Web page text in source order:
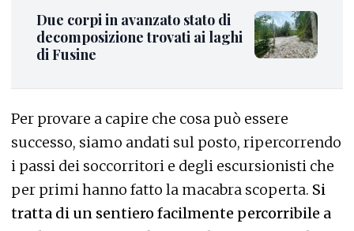
Due corpi in avanzato stato di
decomposizione trovati ai laghi
di Fusine
Per provare a capire che cosa può essere
successo, siamo andati sul posto, ripercorrendo
i passi dei soccorritori e degli escursionisti che
per primi hanno fatto la macabra scoperta. Si
tratta di un sentiero facilmente percorribile a